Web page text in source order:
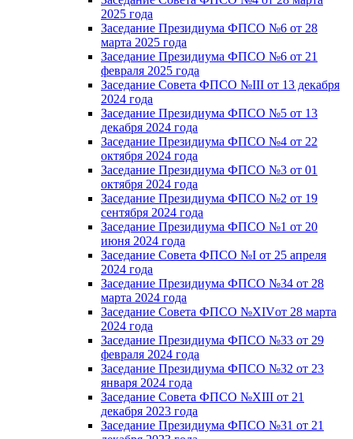
2025 года
Заседание Президиума ФПСО №6 от 28
марта 2025 года
Заседание Президиума ФПСО №6 от 21
февраля 2025 года
Заседание Совета ФПСО №III от 13 декабря
2024 года
Заседание Президиума ФПСО №5 от 13
декабря 2024 года
Заседание Президиума ФПСО №4 от 22
октября 2024 года
Заседание Президиума ФПСО №3 от 01
октября 2024 года
Заседание Президиума ФПСО №2 от 19
сентября 2024 года
Заседание Президиума ФПСО №1 от 20
июня 2024 года
Заседание Совета ФПСО №I от 25 апреля
2024 года
Заседание Президиума ФПСО №34 от 28
марта 2024 года
Заседание Совета ФПСО №XIVот 28 марта
2024 года
Заседание Президиума ФПСО №33 от 29
февраля 2024 года
Заседание Президиума ФПСО №32 от 23
января 2024 года
Заседание Совета ФПСО №XIII от 21
декабря 2023 года
Заседание Президиума ФПСО №31 от 21